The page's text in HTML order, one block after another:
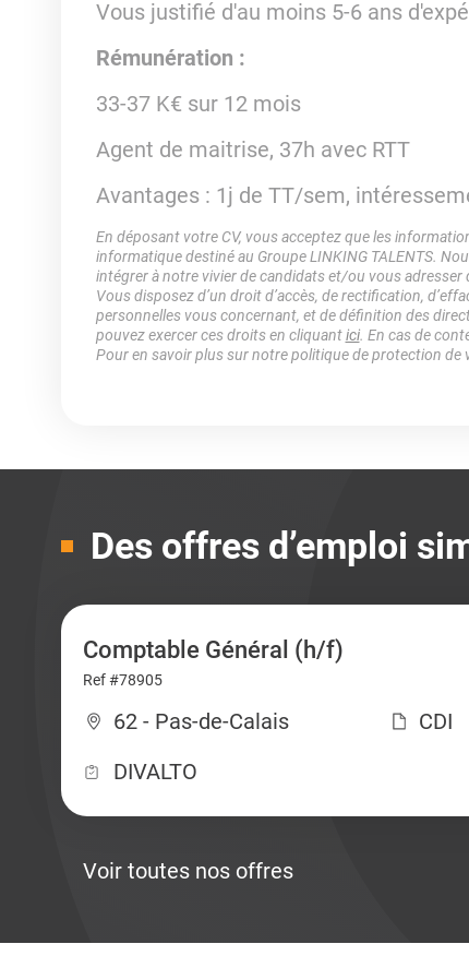
Vous justifié d'au moins 5-6 ans
Rémunération :
33-37 K€ sur 12 mois
Agent de maitrise, 37h avec RTT
Avantages : 1j de TT/sem,
En déposant votre CV, vous acceptez que les
informatique destiné au Groupe LINKING TALENTS.
intégrer à notre vivier de candidats et/ou vous adresser
Vous disposez d’un droit d’accès, de rectification,
personnelles vous concernant, et de définition des
pouvez exercer ces droits en cliquantici. En cas de
Pour en savoir plus sur notre politique de protection de
Des offres d’emploi
Comptable Général (h/f)
Ref #78905
62 - Pas-de-Calais CDI
DIVALTO
Voir toutes nos offres